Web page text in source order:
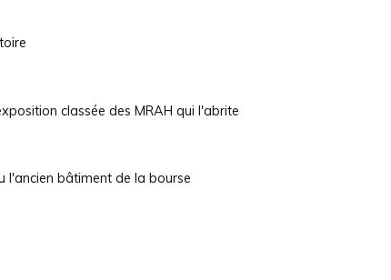
classée des MRAH qui l'abrite
l'ancien bâtiment de la bourse